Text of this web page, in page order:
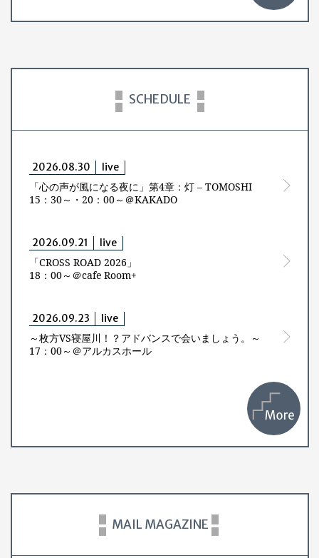
SCHEDULE
2026.08.30 live
「心の声が風になる夜に」第4章：灯 – TOMOSHI
15：30～・20：00～＠KAKADO
2026.09.21 live
「CROSS ROAD 2026」
18：00～＠cafe Room+
2026.09.23 live
～枚方VS寝屋川！？アドバンスで会いましょう。～
17：00～＠アルカスホール
MAIL MAGAZINE